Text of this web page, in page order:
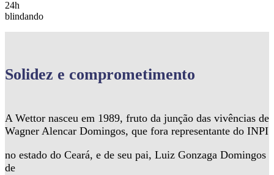
24h
blindando
Solidez e comprometimento
A Wettor nasceu em 1989, fruto da junção das vivências de
Wagner Alencar Domingos, que fora representante do INPI
no estado do Ceará, e de seu pai, Luiz Gonzaga Domingos
de